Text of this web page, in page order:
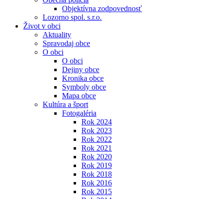
Objektívna zodpovednosť
Lozorno spol. s.r.o.
Život v obci
Aktuality
Spravodaj obce
O obci
O obci
Dejiny obce
Kronika obce
Symboly obce
Mapa obce
Kultúra a šport
Fotogaléria
Rok 2024
Rok 2023
Rok 2022
Rok 2021
Rok 2020
Rok 2019
Rok 2018
Rok 2016
Rok 2015